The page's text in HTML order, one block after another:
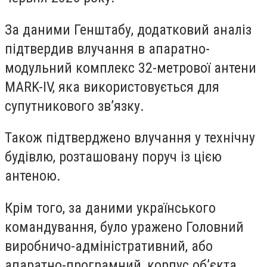
За даними Генштабу, додатковий аналіз
підтвердив влучання в апаратно-
модульний комплекс 32-метрової антени
MARK-IV, яка використовується для
супутникового зв’язку.
Також підтверджено влучання у технічну
будівлю, розташовану поруч із цією
антеною.
Крім того, за даними українського
командування, було уражено Головний
виробничо-адміністративний, або